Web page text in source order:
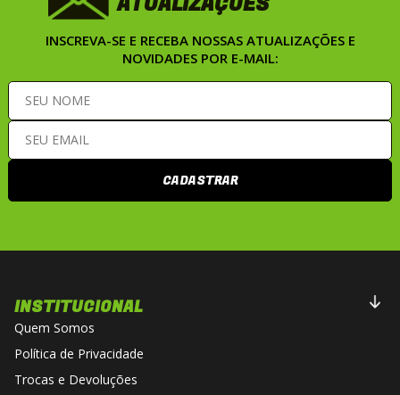
contaminantes ajuda a preservar o bom
INSCREVA-SE E RECEBA NOSSAS ATUALIZAÇÕES E
NOVIDADES POR E-MAIL:
CADASTRAR
INSTITUCIONAL
Quem Somos
Política de Privacidade
Trocas e Devoluções